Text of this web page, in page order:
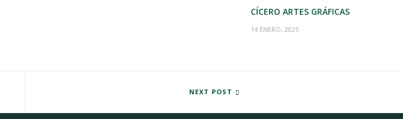
CÍCERO ARTES GRÁFICAS
14 ENERO, 2025
NEXT POST
MAYO 2013: IDENTIDAD CORPORATIVA